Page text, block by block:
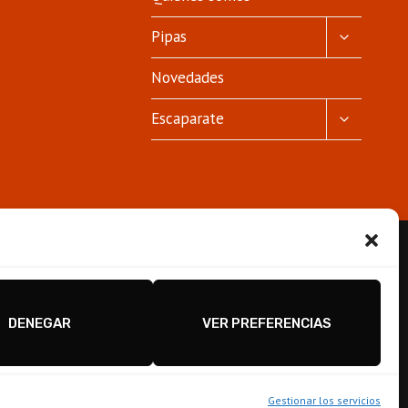
Gestionar los servicios
DENEGAR VER PREFERENCIAS
Pipas
Novedades
Escaparate